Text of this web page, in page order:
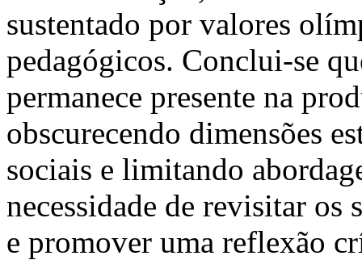
sustentado por valores
pedagógicos. Conclui-se
permanece presente na
obscurecendo dimensões
sociais e limitando
necessidade de revisitar
e promover uma reflexão